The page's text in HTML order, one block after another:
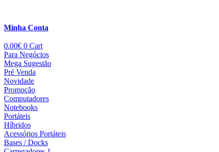
Minha Conta
0.00€ 0 Cart
Para Negócios
Mega Sugestão
Pré Venda
Novidade
Promoção
Computadores
Notebooks
Portáteis
Híbridos
Acessórios Portáteis
Bases / Docks